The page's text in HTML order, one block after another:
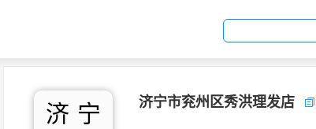
济 宁
济宁市兖州区秀洪理发店